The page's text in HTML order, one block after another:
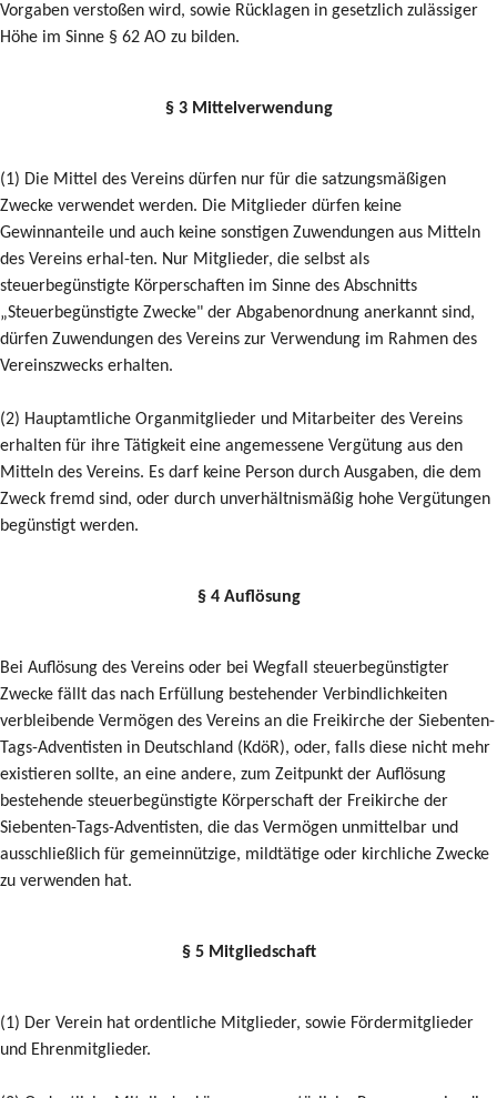
Vorgaben verstoßen wird, sowie Rücklagen in gesetzlich zulässiger
Höhe im Sinne § 62 AO zu bilden.
§ 3 Mittelverwendung
(1) Die Mittel des Vereins dürfen nur für die satzungsmäßigen
Zwecke verwendet werden. Die Mitglieder dürfen keine
Gewinnanteile und auch keine sonstigen Zuwendungen aus Mitteln
des Vereins erhal-ten. Nur Mitglieder, die selbst als
steuerbegünstigte Körperschaften im Sinne des Abschnitts
„Steuerbegünstigte Zwecke" der Abgabenordnung anerkannt sind,
dürfen Zuwendungen des Vereins zur Verwendung im Rahmen des
Vereinszwecks erhalten.
(2) Hauptamtliche Organmitglieder und Mitarbeiter des Vereins
erhalten für ihre Tätigkeit eine angemessene Vergütung aus den
Mitteln des Vereins. Es darf keine Person durch Ausgaben, die dem
Zweck fremd sind, oder durch unverhältnismäßig hohe Vergütungen
begünstigt werden.
§ 4 Auflösung
Bei Auflösung des Vereins oder bei Wegfall steuerbegünstigter
Zwecke fällt das nach Erfüllung bestehender Verbindlichkeiten
verbleibende Vermögen des Vereins an die Freikirche der Siebenten-
Tags-Adventisten in Deutschland (KdöR), oder, falls diese nicht mehr
existieren sollte, an eine andere, zum Zeitpunkt der Auflösung
bestehende steuerbegünstigte Körperschaft der Freikirche der
Siebenten-Tags-Adventisten, die das Vermögen unmittelbar und
ausschließlich für gemeinnützige, mildtätige oder kirchliche Zwecke
zu verwenden hat.
§ 5 Mitgliedschaft
(1) Der Verein hat ordentliche Mitglieder, sowie Fördermitglieder
und Ehrenmitglieder.